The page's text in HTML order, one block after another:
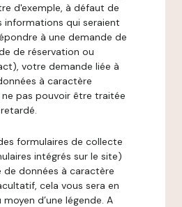
d'exemple, à défaut de
informations qui seraient
à une demande de
de réservation ou
votre demande liée à
à caractère
pas pouvoir être traitée
formulaires de collecte
intégrés sur le site)
de données à caractère
cela vous sera en
d’une légende. A